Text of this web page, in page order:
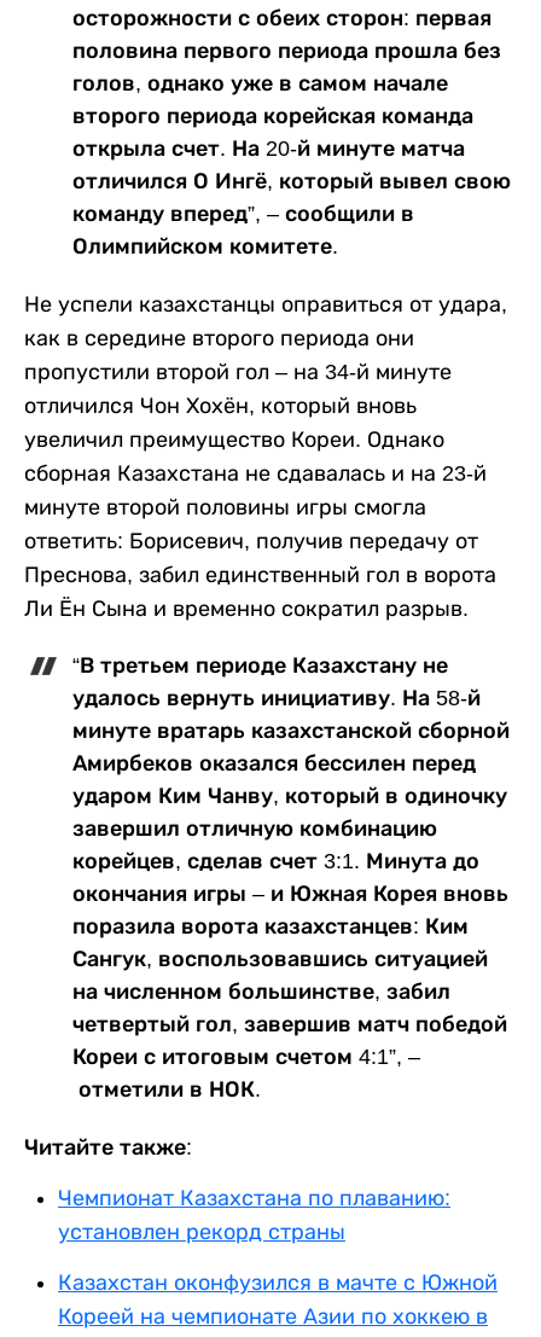
осторожности с обеих сторон: первая
половина первого периода прошла без
голов, однако уже в самом начале
второго периода корейская команда
открыла счет. На 20-й минуте матча
отличился О Ингё, который вывел свою
команду вперед”, – сообщили в
Олимпийском комитете.
Не успели казахстанцы оправиться от удара,
как в середине второго периода они
пропустили второй гол – на 34-й минуте
отличился Чон Хохён, который вновь
увеличил преимущество Кореи. Однако
сборная Казахстана не сдавалась и на 23-й
минуте второй половины игры смогла
ответить: Борисевич, получив передачу от
Преснова, забил единственный гол в ворота
Ли Ён Сына и временно сократил разрыв.
“В третьем периоде Казахстану не
удалось вернуть инициативу. На 58-й
минуте вратарь казахстанской сборной
Амирбеков оказался бессилен перед
ударом Ким Чанву, который в одиночку
завершил отличную комбинацию
корейцев, сделав счет 3:1. Минута до
окончания игры – и Южная Корея вновь
поразила ворота казахстанцев: Ким
Сангук, воспользовавшись ситуацией
на численном большинстве, забил
четвертый гол, завершив матч победой
Кореи с итоговым счетом 4:1”, –
отметили в НОК.
Читайте также:
Чемпионат Казахстана по плаванию:
установлен рекорд страны
Казахстан оконфузился в мачте с Южной
Кореей на чемпионате Азии по хоккею в